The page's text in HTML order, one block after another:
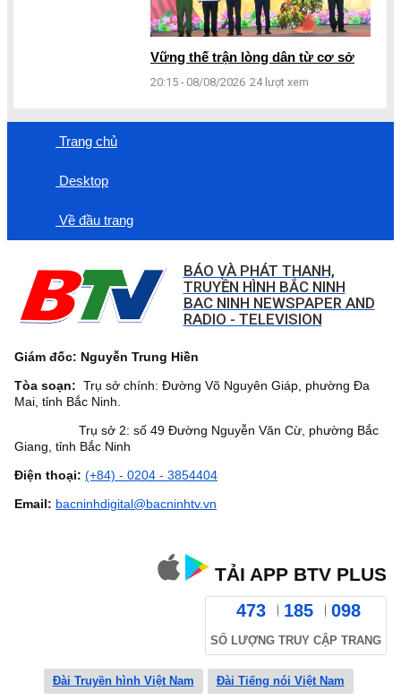
Vững thế trận lòng dân từ cơ sở
20:15 - 08/08/2026 24 lượt xem
Trang chủ
Desktop
Về đầu trang
BÁO VÀ PHÁT THANH,
TRUYỀN HÌNH BẮC NINH
BAC NINH NEWSPAPER AND
RADIO - TELEVISION
Giám đốc: Nguyễn Trung Hiền
Tòa soạn: Trụ sở chính: Đường Võ Nguyên Giáp, phường Đa
Mai, tỉnh Bắc Ninh.
Trụ sở 2: số 49 Đường Nguyễn Văn Cừ, phường Bắc
Giang, tỉnh Bắc Ninh
Điện thoại: (+84) - 0204 - 3854404
Email: bacninhdigital@bacninhtv.vn
TẢI APP BTV PLUS
473 185 098
SỐ LƯỢNG TRUY CẬP TRANG
Đài Truyền hình Việt Nam Đài Tiếng nói Việt Nam